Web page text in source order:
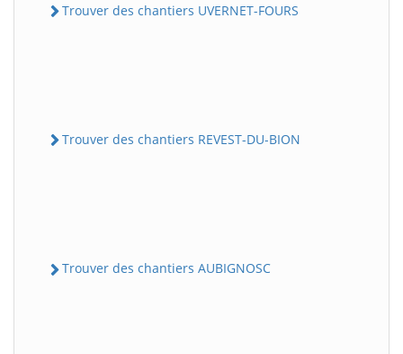
Trouver des chantiers UVERNET-FOURS
Trouver des chantiers REVEST-DU-BION
Trouver des chantiers AUBIGNOSC